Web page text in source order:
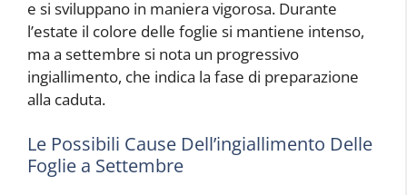
e si sviluppano in maniera vigorosa. Durante
l’estate il colore delle foglie si mantiene intenso,
ma a settembre si nota un progressivo
ingiallimento, che indica la fase di preparazione
alla caduta.
Le Possibili Cause Dell’ingiallimento Delle
Foglie a Settembre